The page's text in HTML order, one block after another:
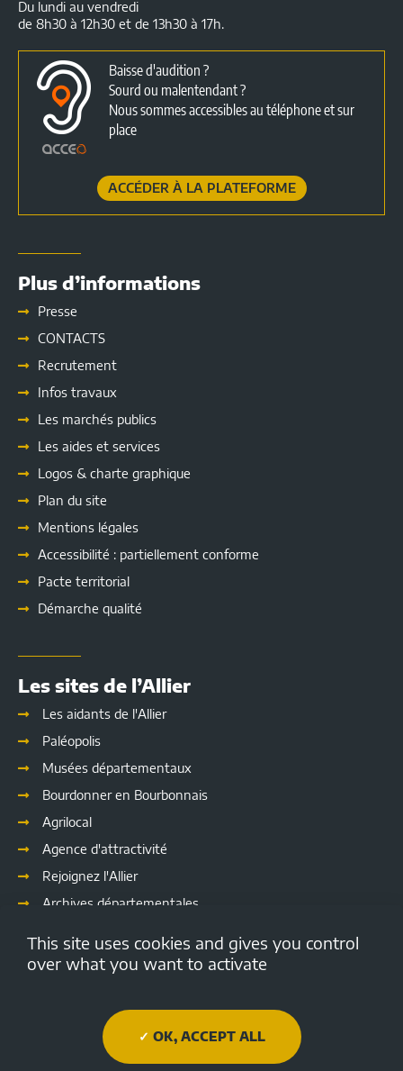
Du lundi au vendredi
de 8h30 à 12h30 et de 13h30 à 17h.
Baisse d'audition ?
Sourd ou malentendant ?
Nous sommes accessibles au téléphone et sur
place
ACCÉDER À LA PLATEFORME
Plus d’informations
Presse
CONTACTS
Recrutement
Infos travaux
Les marchés publics
Les aides et services
Logos & charte graphique
Plan du site
Mentions légales
Accessibilité : partiellement conforme
Pacte territorial
Démarche qualité
Les sites de l’Allier
Les aidants de l'Allier
Paléopolis
Musées départementaux
Bourdonner en Bourbonnais
Agrilocal
Agence d'attractivité
Rejoignez l'Allier
Archives départementales
Culture
Open data de l'Allier
Médiathèque Départementale de l'Allier
Allier tourisme
This site uses cookies and gives you control
over what you want to activate
OK, ACCEPT ALL